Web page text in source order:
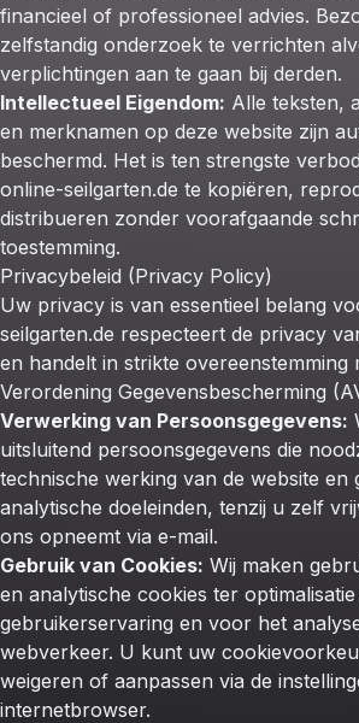
financieel of professioneel advies.
zelfstandig onderzoek te verrichten
verplichtingen aan te gaan bij derden.
Intellectueel Eigendom: Alle teksten,
en merknamen op deze website zijn
beschermd. Het is ten strengste
online-seilgarten.de te kopiëren,
distribueren zonder voorafgaande
toestemming.
Privacybeleid (Privacy Policy)
Uw privacy is van essentieel belang
seilgarten.de respecteert de privacy
en handelt in strikte overeenstemming
Verordening Gegevensbescherming
Verwerking van Persoonsgegevens:
uitsluitend persoonsgegevens die
technische werking van de website en
analytische doeleinden, tenzij u zelf
ons opneemt via e-mail.
Gebruik van Cookies: Wij maken
en analytische cookies ter
gebruikerservaring en voor het
webverkeer. U kunt uw
weigeren of aanpassen via de
internetbrowser.